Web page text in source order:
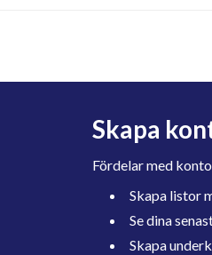
Skapa
Fördelar med
Skapa listor
Se dina
Skapa